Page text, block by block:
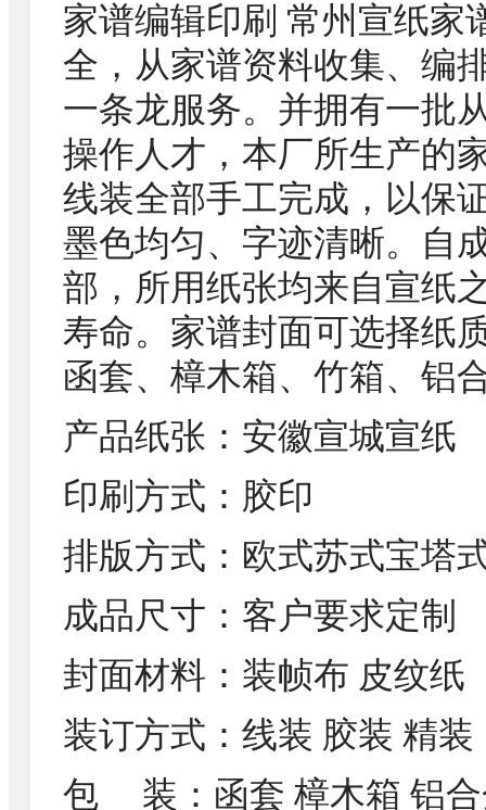
家谱编辑印刷 常州宣纸家
全，从家谱资料收集、编
一条龙服务。并拥有一批
操作人才，本厂所生产的
线装全部手工完成，以保
墨色均匀、字迹清晰。自
部，所用纸张均来自宣
寿命。家谱封面可选择纸
函套、樟木箱、竹箱、铝
产品纸张：安徽宣城宣纸
印刷方式：胶印
排版方式：欧式苏式宝塔
成品尺寸：客户要求定制
封面材料：装帧布 皮纹纸
装订方式：线装 胶装 精装
包 装：函套 樟木箱 铝合